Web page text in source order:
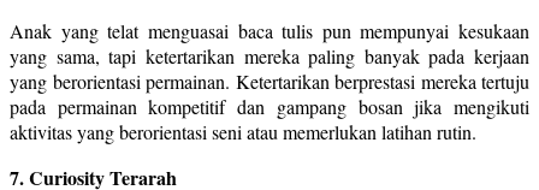
Anak yang telat menguasai baca tulis pun mempunyai kesukaan
yang sama, tapi ketertarikan mereka paling banyak pada kerjaan
yang berorientasi permainan. Ketertarikan berprestasi mereka tertuju
pada permainan kompetitif dan gampang bosan jika mengikuti
aktivitas yang berorientasi seni atau memerlukan latihan rutin.
7. Curiosity Terarah